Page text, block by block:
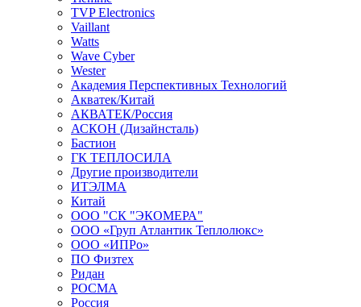
TVP Electronics
Vaillant
Watts
Wave Cyber
Wester
Академия Перспективных Технологий
Акватек/Китай
АКВАТЕК/Россия
АСКОН (Дизайнсталь)
Бастион
ГК ТЕПЛОСИЛА
Другие производители
ИТЭЛМА
Китай
ООО "СК "ЭКОМЕРА"
ООО «Груп Атлантик Теплолюкс»
ООО «ИПРо»
ПО Физтех
Ридан
РОСМА
Россия